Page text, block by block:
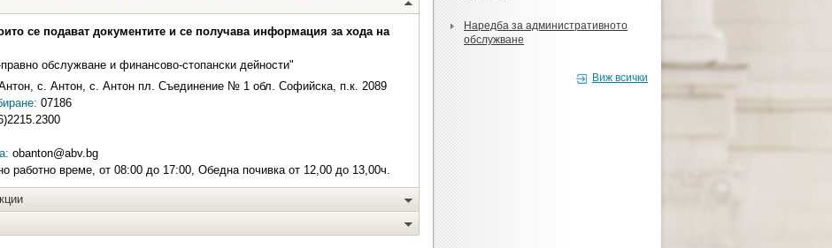
се подават документите и се получава информация за хода на
обслужване и финансово-стопански дейности"
с. Антон, с. Антон пл. Съединение № 1 обл. Софийска, п.к. 2089
07186
obanton@abv.bg
работно време, от 08:00 до 17:00, Обедна почивка от 12,00 до 13,00ч.
Наредба за административното
обслужване
Виж всички